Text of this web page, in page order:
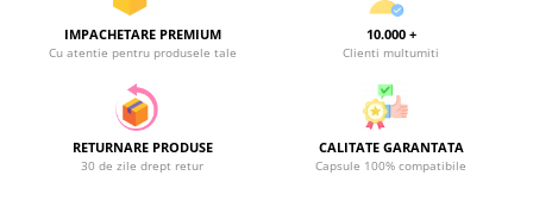
IMPACHETARE PREMIUM
Cu atentie pentru produsele tale
10.000 +
Clienti multumiti
RETURNARE PRODUSE
30 de zile drept retur
CALITATE GARANTATA
Capsule 100% compatibile